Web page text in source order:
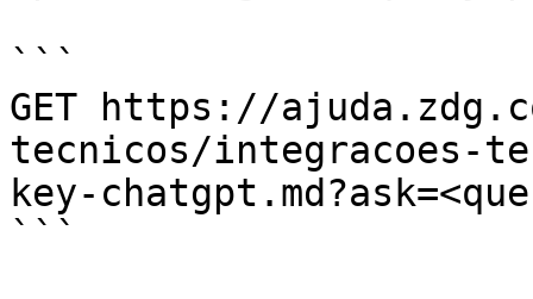
```
GET https://
tecnicos/integracoes-
key-
```